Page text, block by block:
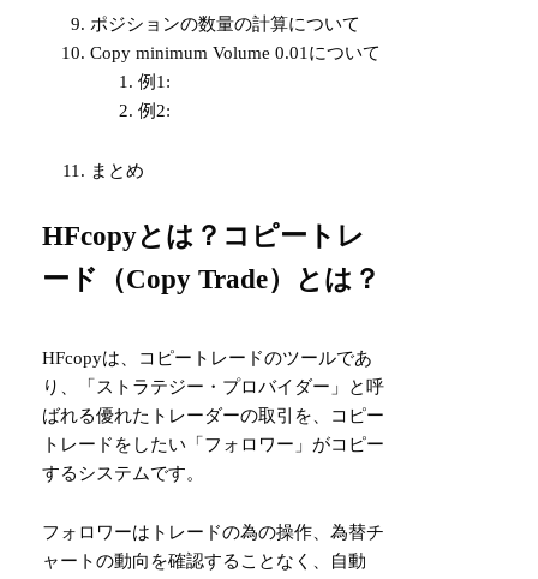
ポジションの数量の計算について
Copy minimum Volume 0.01について
例1:
例2:
まとめ
HFcopyとは？コピートレ
ード（Copy Trade）とは？
HFcopyは、コピートレードのツールであ
り、「ストラテジー・プロバイダー」と呼
ばれる優れたトレーダーの取引を、コピー
トレードをしたい「フォロワー」がコピー
するシステムです。
フォロワーはトレードの為の操作、為替チ
ャートの動向を確認することなく、自動